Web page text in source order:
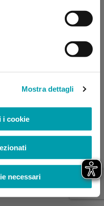
Mostra dettagli
i cookie
necessari